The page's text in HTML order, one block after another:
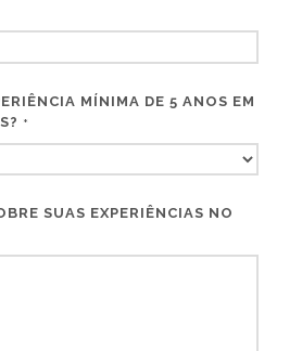
MÍNIMA DE 5 ANOS EM
*
SUAS EXPERIÊNCIAS NO